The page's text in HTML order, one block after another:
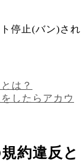
停止(バン)され
は？
したらアカウ
約違反と